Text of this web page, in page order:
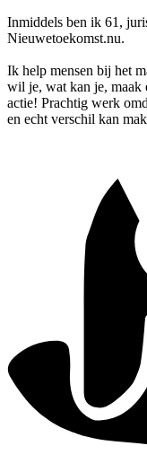
Inmiddels ben ik 61,
Nieuwetoekomst.nu.
Ik help mensen bij het
wil je, wat kan je, maak
actie! Prachtig werk
en echt verschil kan